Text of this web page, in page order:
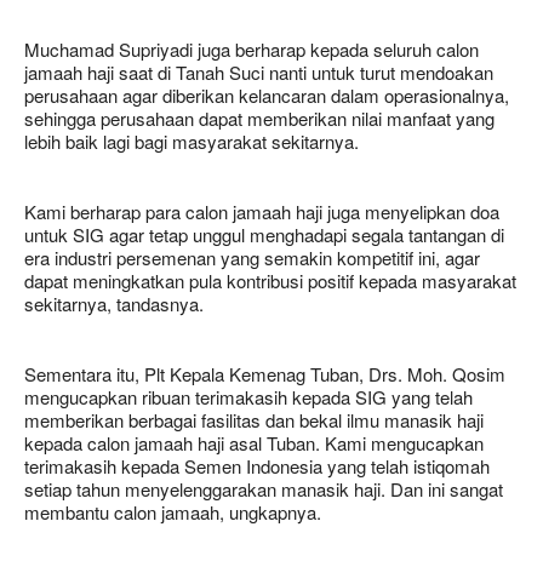
Muchamad Supriyadi juga berharap kepada seluruh calon
jamaah haji saat di Tanah Suci nanti untuk turut mendoakan
perusahaan agar diberikan kelancaran dalam operasionalnya,
sehingga perusahaan dapat memberikan nilai manfaat yang
lebih baik lagi bagi masyarakat sekitarnya.
Kami berharap para calon jamaah haji juga menyelipkan doa
untuk SIG agar tetap unggul menghadapi segala tantangan di
era industri persemenan yang semakin kompetitif ini, agar
dapat meningkatkan pula kontribusi positif kepada masyarakat
sekitarnya, tandasnya.
Sementara itu, Plt Kepala Kemenag Tuban, Drs. Moh. Qosim
mengucapkan ribuan terimakasih kepada SIG yang telah
memberikan berbagai fasilitas dan bekal ilmu manasik haji
kepada calon jamaah haji asal Tuban. Kami mengucapkan
terimakasih kepada Semen Indonesia yang telah istiqomah
setiap tahun menyelenggarakan manasik haji. Dan ini sangat
membantu calon jamaah, ungkapnya.